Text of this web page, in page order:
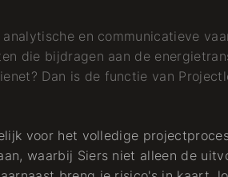
en communicatieve
die bijdragen aan de
Dan is de functie van
voor het volledige
waarbij Siers niet alleen de